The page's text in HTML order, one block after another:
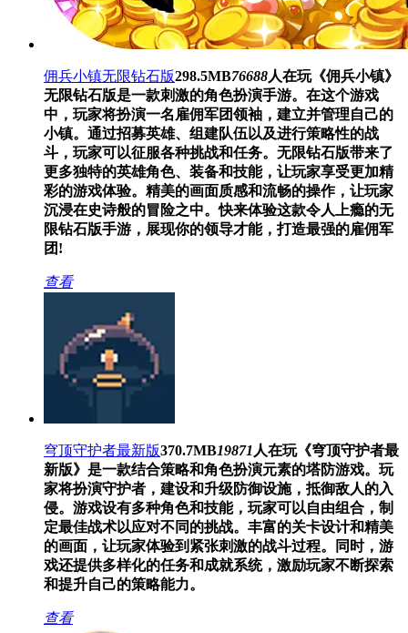
佣兵小镇无限钻石版298.5MB76688人在玩《佣兵小镇》
无限钻石版是一款刺激的角色扮演手游。在这个游戏
中，玩家将扮演一名雇佣军团领袖，建立并管理自己的
小镇。通过招募英雄、组建队伍以及进行策略性的战
斗，玩家可以征服各种挑战和任务。无限钻石版带来了
更多独特的英雄角色、装备和技能，让玩家享受更加精
彩的游戏体验。精美的画面质感和流畅的操作，让玩家
沉浸在史诗般的冒险之中。快来体验这款令人上瘾的无
限钻石版手游，展现你的领导才能，打造最强的雇佣军
团!
查看
穹顶守护者最新版370.7MB19871 人在玩《穹顶守护者最
新版》是一款结合策略和角色扮演元素的塔防游戏。玩
家将扮演守护者，建设和升级防御设施，抵御敌人的入
侵。游戏设有多种角色和技能，玩家可以自由组合，制
定最佳战术以应对不同的挑战。丰富的关卡设计和精美
的画面，让玩家体验到紧张刺激的战斗过程。同时，游
戏还提供多样化的任务和成就系统，激励玩家不断探索
和提升自己的策略能力。
查看